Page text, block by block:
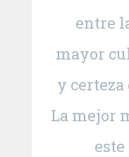
entre
mayor
y
La mejor